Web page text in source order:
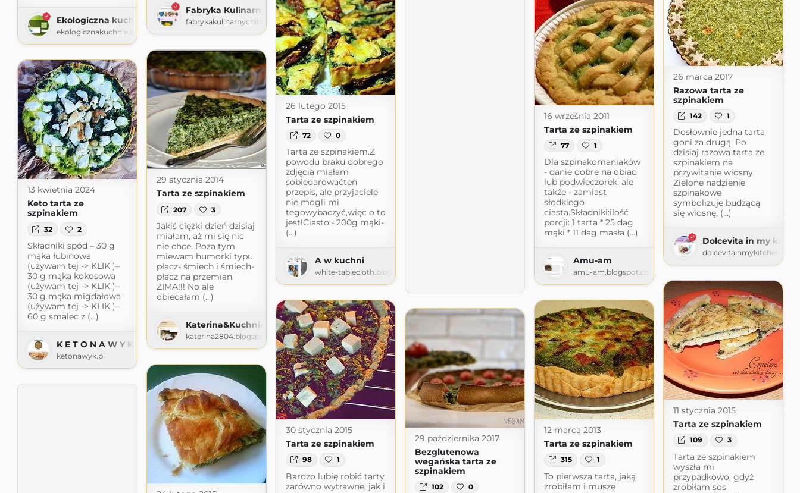
Ekologiczna kuchnia - zdrowe odżywianie, styl życia
ekologicznakuchnia.blogspot.com
Fabryka Kulinarnych Inspiracji
fabrykakulinarnychinspiracji.blogspot.com
26 marca 2017
Razowa tarta ze
szpinakiem
142 1
Dosłownie jedna tarta
goni za drugą. Po
dzisiaj razowa tarta ze
szpinakiem na
przywitanie wiosny.
Zielone nadzienie
szpinakowe
symbolizuje budzącą
się wiosnę, (...)
Dolcevita in my
26 lutego 2015
Tarta ze szpinakiem
72 0
Tarta ze szpinakiem.Z
powodu braku dobrego
zdjęcia miałam
sobiedarowaćten
przepis, ale przyjaciele
nie mogli mi
tegowybaczyć,więc o to
jest!Ciasto:- 200g mąki-
(...)
A w kuchni
white-tablecloth.blogspot.com
16 września 2011
Tarta ze szpinakiem
77 1
Dla szpinakomaniaków
- danie dobre na obiad
lub podwieczorek, ale
także - zamiast
słodkiego
ciasta.Składniki:ilość
porcji: 1 tarta * 25 dag
mąki * 11 dag masła (...)
Amu-am
amu-am.blogspot.com
29 stycznia 2014
Tarta ze szpinakiem
207 3
Jakiś ciężki dzień dzisiaj
miałam, aż mi się nic
nie chce. Poza tym
miewam humorki typu
płacz- śmiech i śmiech-
płacz na przemian.
ZIMA!!! No ale
obiecałam (...)
Katerina&Kuchnia
katerina2804.blogspot.com
13 kwietnia 2024
Keto tarta ze
szpinakiem
32 2
Składniki spód – 30 g
mąka łubinowa
(używam tej -> KLIK )–
30 g mąka kokosowa
(używam tej -> KLIK )–
30 g mąka migdałowa
(używam tej -> KLIK )–
60 g smalec z (...)
K E T O N A W Y K
ketonawyk.pl
11 stycznia 2015
Tarta ze szpinakiem
109 3
Tarta ze szpinakiem
wyszła mi
przypadkowo, gdyż
zrobiłam sos
30 stycznia 2015
Tarta ze szpinakiem
98 1
Bardzo lubię robić tarty
zarówno wytrawne, jak i
12 marca 2013
Tarta ze szpinakiem
315 1
To pierwsza tarta, jaką
zrobiłam i muszę
29 października 2017
Bezglutenowa
wegańska tarta ze
szpinakiem
102 0